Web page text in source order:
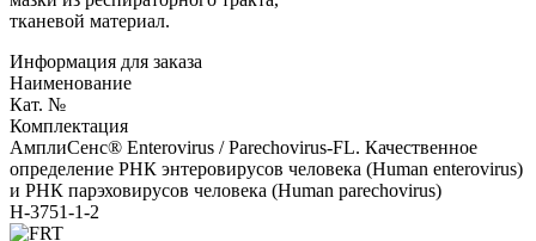
тканевой материал.
Информация для заказа
Наименование
Кат. №
Комплектация
АмплиСенс® Enterovirus / Parechovirus-FL. Качественное
определение РНК энтеровирусов человека (Human enterovirus)
и РНК парэховирусов человека (Human parechovirus)
Н-3751-1-2